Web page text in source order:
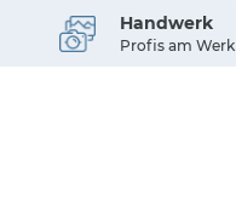
Handwerk
Profis am Werk